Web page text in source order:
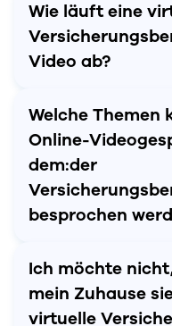
Wie läuft eine
Video ab?
Welche Themen
Online-
dem:der
besprochen
Ich möchte
mein Zuhause
virtuelle